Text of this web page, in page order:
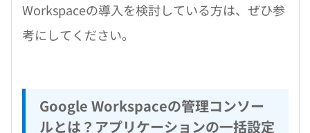
Workspaceの導入を検討している方は、ぜひ参
考にしてください。
Google Workspaceの管理コンソー
ルとは？アプリケーションの一括設定